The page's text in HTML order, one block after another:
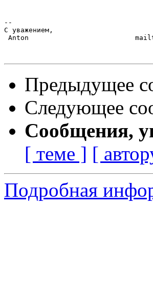
--
С уважением,
Anton
Предыдущее
Следующее
Сообщения,
[ теме ] [
Подробная